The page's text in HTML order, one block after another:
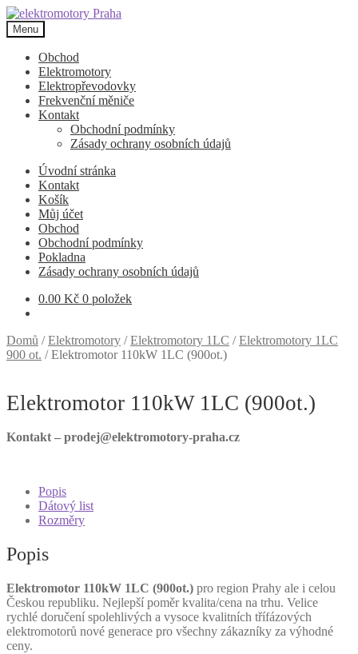
Přeskočit
na
navigaci
Přejít
k
obsahu
webu
Menu
Obchod
Elektromotory
Elektropřevodovky
Frekvenční měniče
Kontakt
Obchodní podmínky
Zásady ochrany osobních údajů
Úvodní stránka
Kontakt
Košík
Můj účet
Obchod
Obchodní podmínky
Pokladna
Zásady ochrany osobních údajů
0.00 Kč 0 položek
Domů /Elektromotory /Elektromotory 1LC /Elektromotory 1LC
900 ot. /Elektromotor 110kW 1LC (900ot.)
Elektromotor 110kW 1LC (900ot.)
Kontakt – prodej@elektromotory-praha.cz
Popis
Dátový list
Rozměry
Popis
Elektromotor 110kW 1LC (900ot.) pro region Prahy ale i celou
Českou republiku. Nejlepší poměr kvalita/cena na trhu. Velice
rychlé doručení spolehlivých a vysoce kvalitních třífázových
elektromotorů nové generace pro všechny zákazníky za výhodné
ceny.